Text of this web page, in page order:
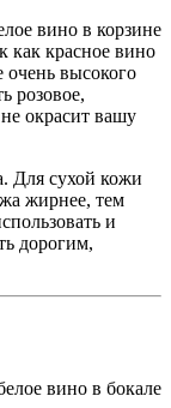
как красное вино
очень высокого
розовое,
окрасит вашу
Для сухой кожи
жирнее, тем
и
дорогим,